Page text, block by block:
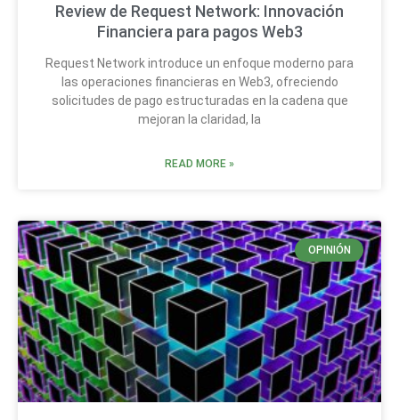
Review de Request Network: Innovación
Financiera para pagos Web3
Request Network introduce un enfoque moderno para
las operaciones financieras en Web3, ofreciendo
solicitudes de pago estructuradas en la cadena que
mejoran la claridad, la
READ MORE »
OPINIÓN